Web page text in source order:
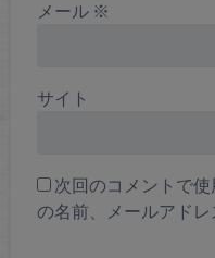
メール ※
サイト
次回のコメントで
の名前、メールアドレ